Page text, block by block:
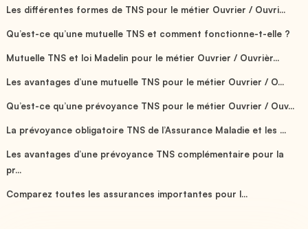
Les différentes formes de TNS pour le métier Ouvrier / Ouvri...
Qu’est-ce qu’une mutuelle TNS et comment fonctionne-t-elle ?
Mutuelle TNS et loi Madelin pour le métier Ouvrier / Ouvrièr...
Les avantages d’une mutuelle TNS pour le métier Ouvrier / O...
Qu’est-ce qu’une prévoyance TNS pour le métier Ouvrier / Ouv...
La prévoyance obligatoire TNS de l’Assurance Maladie et les ...
Les avantages d’une prévoyance TNS complémentaire pour la
pr...
Comparez toutes les assurances importantes pour l...